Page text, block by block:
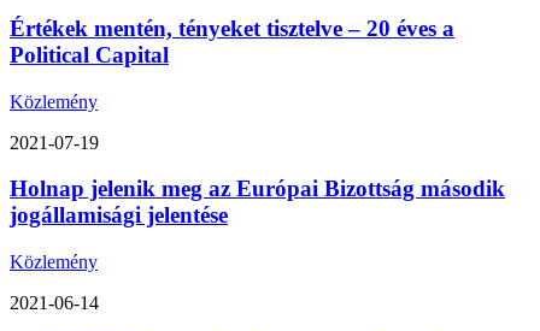
Értékek mentén, tényeket tisztelve – 20 éves a
Political Capital
Közlemény
2021-07-19
Holnap jelenik meg az Európai Bizottság második
jogállamisági jelentése
Közlemény
2021-06-14